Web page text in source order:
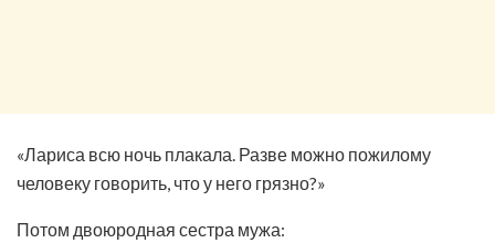
«Лариса всю ночь плакала. Разве можно пожилому
человеку говорить, что у него грязно?»
Потом двоюродная сестра мужа: